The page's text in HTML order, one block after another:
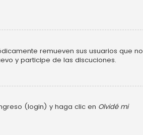
remueven sus usuarios que no
y participe de las discuciones.
(login) y haga clic en Olvidé mi